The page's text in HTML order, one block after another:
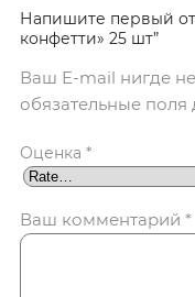
Напишите первый
конфетти» 25 шт”
Ваш E-mail нигде
обязательные поля
Оценка *
Ваш комментарий *